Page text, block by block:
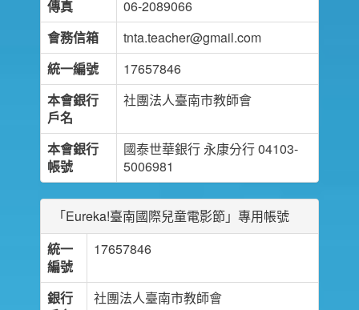
傳真
06-2089066
會務信箱
tnta.teacher@gmail.com
統一編號
17657846
本會銀行
戶名
社團法人臺南市教師會
本會銀行
帳號
國泰世華銀行 永康分行 04103-
5006981
「Eureka!臺南國際兒童電影節」專用帳號
統一
編號
17657846
銀行
社團法人臺南市教師會